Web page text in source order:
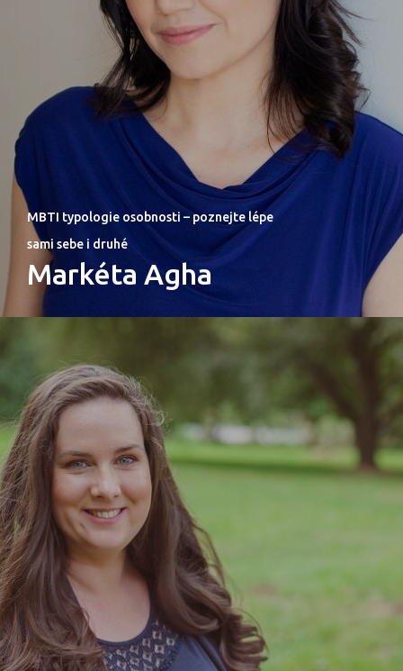
MBTI typologie osobnosti – poznejte lépe
sami sebe i druhé
Markéta Agha